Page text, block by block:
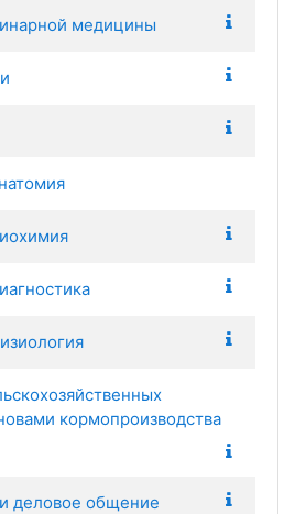
медицины
кормопроизводства
деловое общение